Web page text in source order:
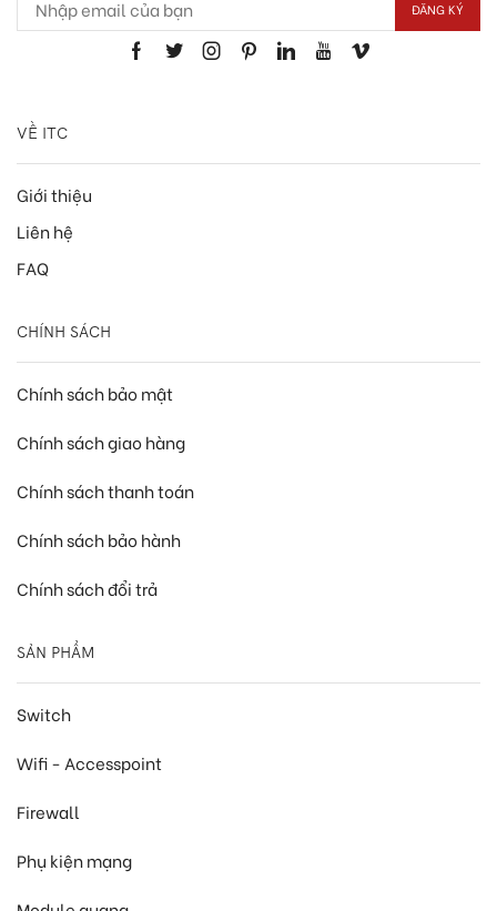
VỀ ITC
Giới thiệu
Liên hệ
FAQ
CHÍNH SÁCH
Chính sách bảo mật
Chính sách giao hàng
Chính sách thanh toán
Chính sách bảo hành
Chính sách đổi trả
SẢN PHẨM
Switch
Wifi - Accesspoint
Firewall
Phụ kiện mạng